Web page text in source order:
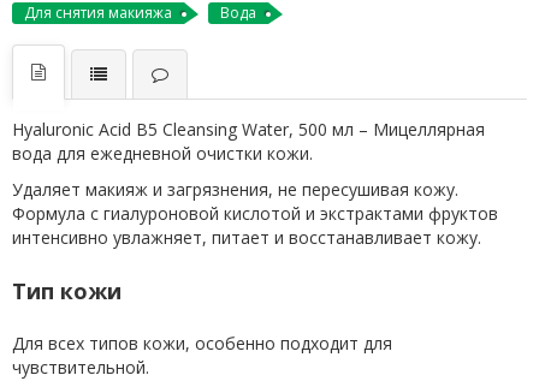
Для снятия макияжа
Вода
Hyaluronic Acid B5 Cleansing Water, 500 мл – Мицеллярная
вода для ежедневной очистки кожи.
Удаляет макияж и загрязнения, не пересушивая кожу.
Формула с гиалуроновой кислотой и экстрактами фруктов
интенсивно увлажняет, питает и восстанавливает кожу.
Тип кожи
Для всех типов кожи, особенно подходит для
чувствительной.